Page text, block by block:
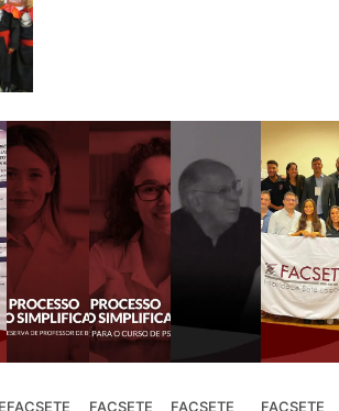
FACSETE
FACSETE
FACSETE
FACSETE